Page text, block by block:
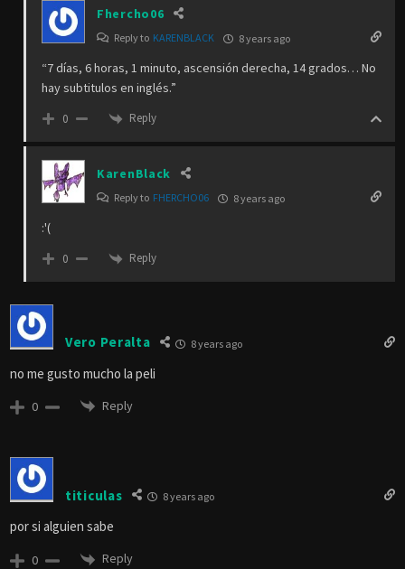
Fhercho06
Reply to KARENBLACK 8 years ago
“7 días, 6 horas, 1 minuto, ascensión derecha, 14 grados… No
hay subtitulos en inglés.”
0 Reply
KarenBlack
Reply to FHERCHO06 8 years ago
:'(
0 Reply
Vero Peralta 8 years ago
no me gusto mucho la peli
0 Reply
titiculas 8 years ago
por si alguien sabe
0 Reply